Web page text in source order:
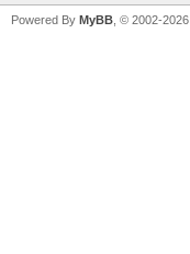
Powered By MyBB , © 2002-2026